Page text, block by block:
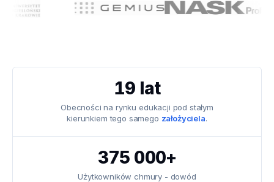
19 lat
Obecności na rynku edukacji pod stałym
kierunkiem tego samego założyciela.
375 000+
Użytkowników chmury - dowód